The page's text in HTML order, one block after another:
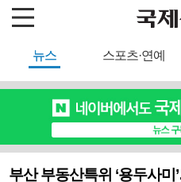
뉴스 스포츠·연예
부산 부동산특위 ‘용두사